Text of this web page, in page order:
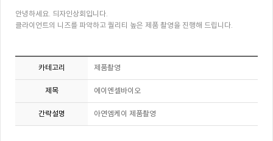
안녕하세요. 듸자인상회입니다.
클라이언트의 니즈를 파악하고 퀄리티 높은 제품 촬영을 진행해 드립니다.
카테고리 제품촬영
제목 에이엔셀바이오
간략설명 아연엠케이 제품촬영